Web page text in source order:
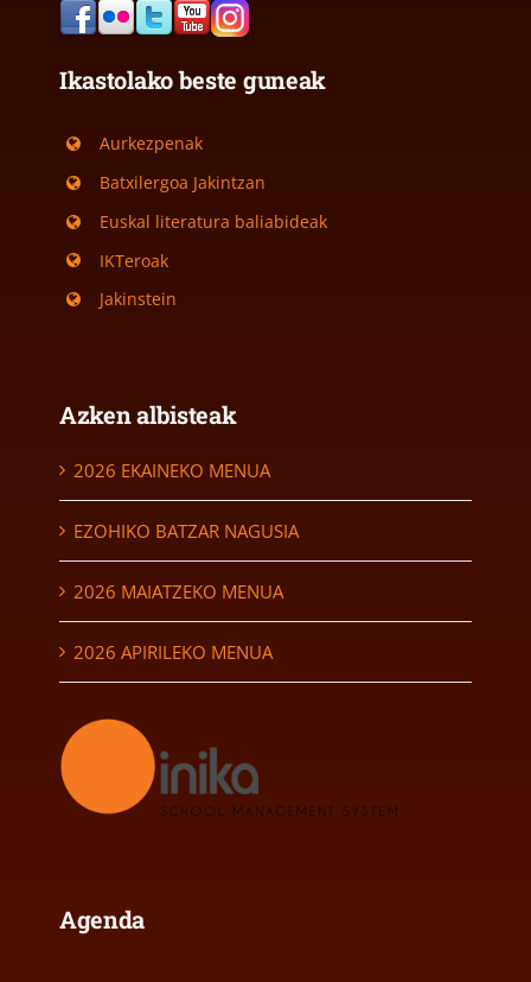
Ikastolako beste guneak
Aurkezpenak
Batxilergoa Jakintzan
Euskal literatura baliabideak
IKTeroak
Jakinstein
Azken albisteak
2026 EKAINEKO MENUA
EZOHIKO BATZAR NAGUSIA
2026 MAIATZEKO MENUA
2026 APIRILEKO MENUA
Agenda